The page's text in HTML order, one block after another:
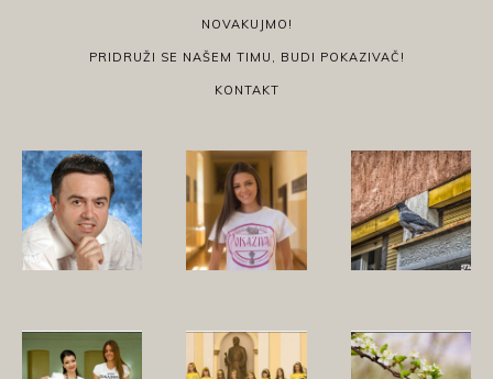
NOVAKUJMO!
PRIDRUŽI SE NAŠEM TIMU, BUDI POKAZIVAČ!
KONTAKT